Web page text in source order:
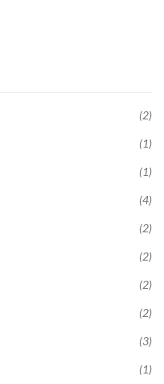
(2)
(1)
(1)
(4)
(2)
(2)
(2)
(2)
(3)
(1)